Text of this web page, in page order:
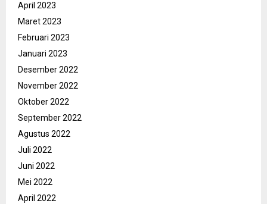
April 2023
Maret 2023
Februari 2023
Januari 2023
Desember 2022
November 2022
Oktober 2022
September 2022
Agustus 2022
Juli 2022
Juni 2022
Mei 2022
April 2022